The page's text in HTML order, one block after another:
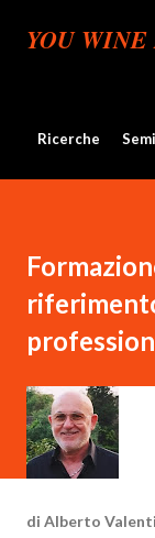
YOU
Ricerche
di Alberto